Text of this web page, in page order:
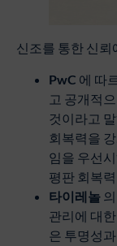
신조를 통한 신
PwC 에 따
고 공개적
것이라고
회복력을
임을 우선
평판 회복
타이레놀
관리에 대
은 투명성